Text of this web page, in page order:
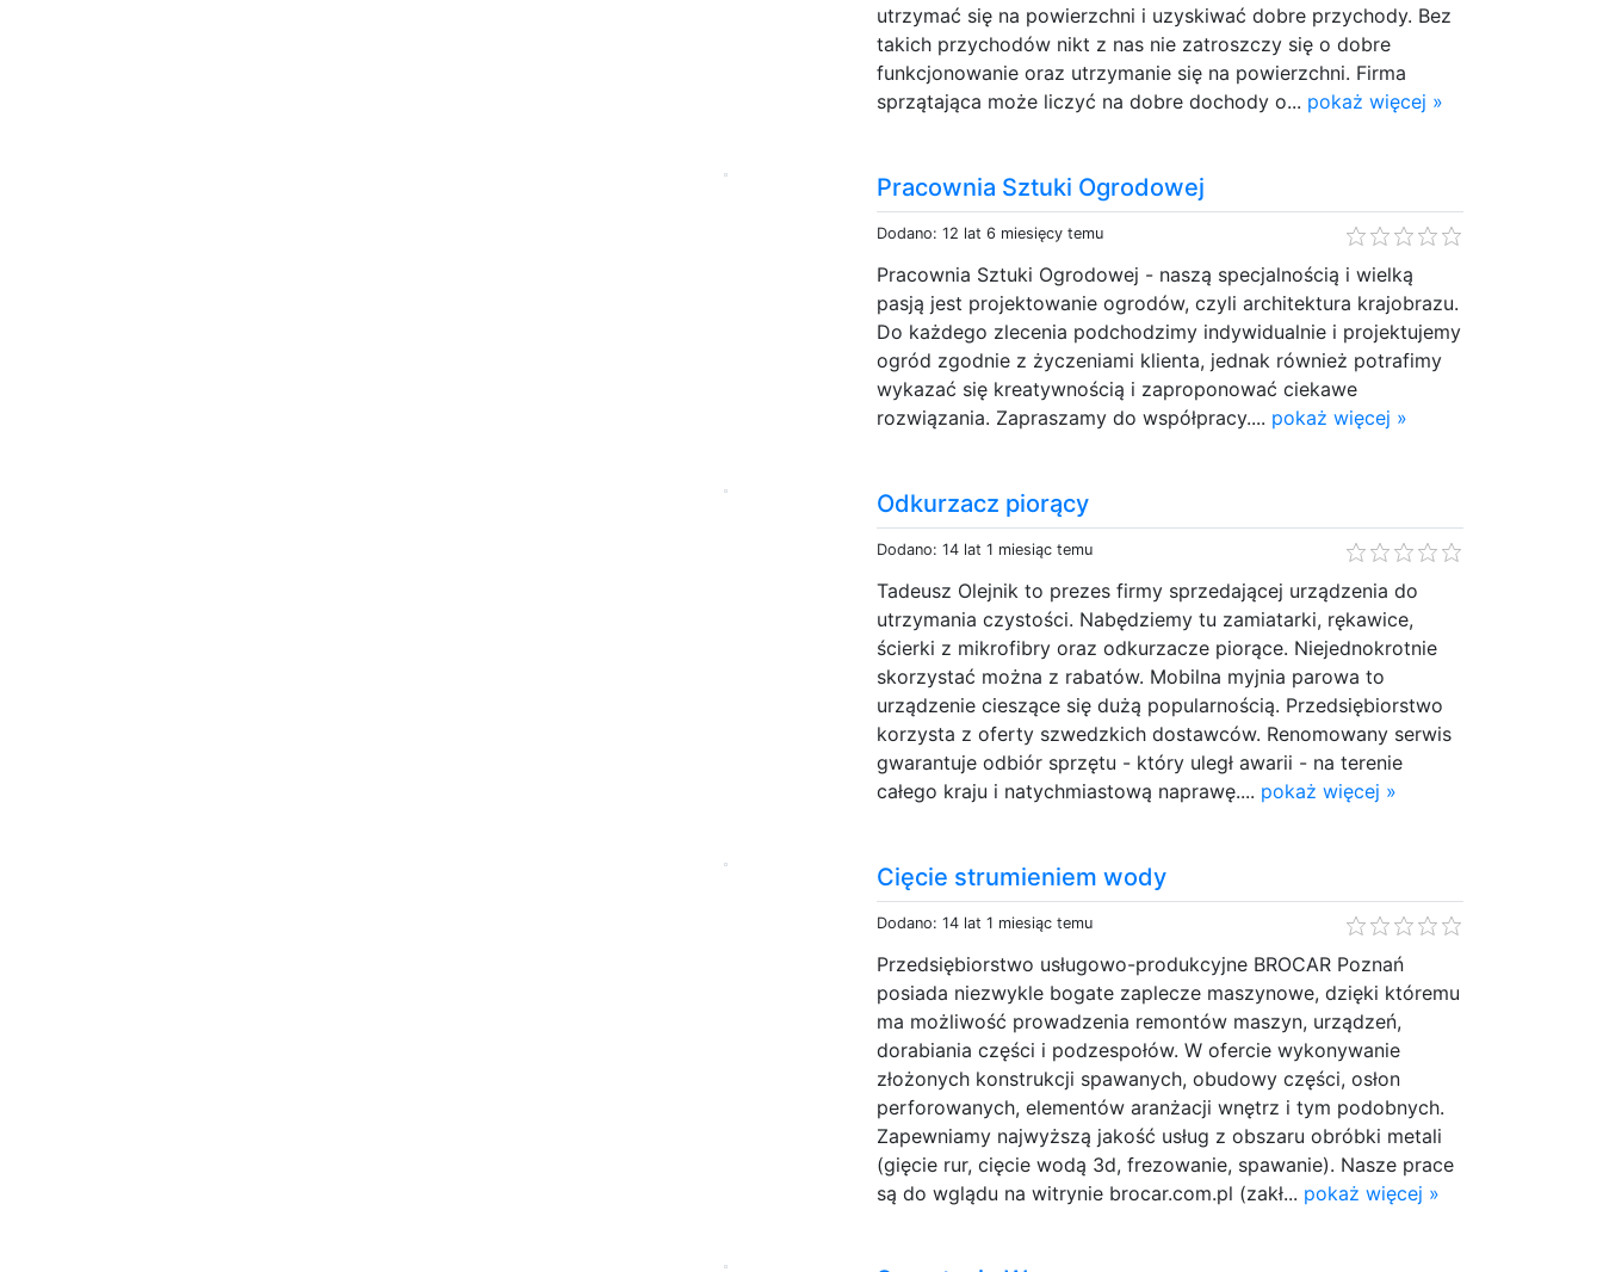
utrzymać się na powierzchni i uzyskiwać dobre przychody. Bez
takich przychodów nikt z nas nie zatroszczy się o dobre
funkcjonowanie oraz utrzymanie się na powierzchni. Firma
sprzątająca może liczyć na dobre dochody o... pokaż więcej »
Pracownia Sztuki Ogrodowej
Dodano: 12 lat 6 miesięcy temu
Pracownia Sztuki Ogrodowej - naszą specjalnością i wielką
pasją jest projektowanie ogrodów, czyli architektura krajobrazu.
Do każdego zlecenia podchodzimy indywidualnie i projektujemy
ogród zgodnie z życzeniami klienta, jednak również potrafimy
wykazać się kreatywnością i zaproponować ciekawe
rozwiązania. Zapraszamy do współpracy.... pokaż więcej »
Odkurzacz piorący
Dodano: 14 lat 1 miesiąc temu
Tadeusz Olejnik to prezes firmy sprzedającej urządzenia do
utrzymania czystości. Nabędziemy tu zamiatarki, rękawice,
ścierki z mikrofibry oraz odkurzacze piorące. Niejednokrotnie
skorzystać można z rabatów. Mobilna myjnia parowa to
urządzenie cieszące się dużą popularnością. Przedsiębiorstwo
korzysta z oferty szwedzkich dostawców. Renomowany serwis
gwarantuje odbiór sprzętu - który uległ awarii - na terenie
całego kraju i natychmiastową naprawę.... pokaż więcej »
Cięcie strumieniem wody
Dodano: 14 lat 1 miesiąc temu
Przedsiębiorstwo usługowo-produkcyjne BROCAR Poznań
posiada niezwykle bogate zaplecze maszynowe, dzięki któremu
ma możliwość prowadzenia remontów maszyn, urządzeń,
dorabiania części i podzespołów. W ofercie wykonywanie
złożonych konstrukcji spawanych, obudowy części, osłon
perforowanych, elementów aranżacji wnętrz i tym podobnych.
Zapewniamy najwyższą jakość usług z obszaru obróbki metali
(gięcie rur, cięcie wodą 3d, frezowanie, spawanie). Nasze prace
są do wglądu na witrynie brocar.com.pl (zakł... pokaż więcej »